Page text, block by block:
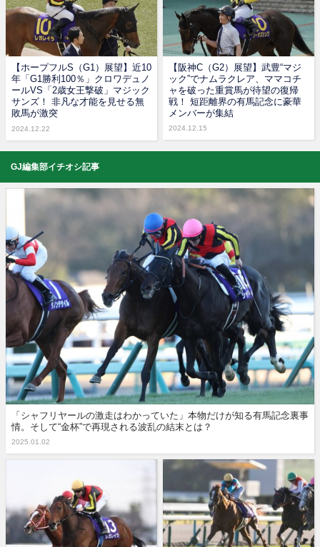
【ホープフルS（G1）展望】近10
年「G1勝利100％」クロワデュノ
ールVS「2歳女王撃破」マジック
サンズ！ 非凡な才能を見せる無
敗馬が激突
2024.12.22
【阪神C（G2）展望】武豊“マジ
ック”でナムラクレア、ママコチ
ャを破った重賞馬が待望の復帰
戦！ 短距離界の有馬記念に豪華
メンバーが集結
2024.12.15
GJ編集部イチオシ記事
「シャフリヤールの激走はわかっていた」本物だけが知る有馬記念裏事
情。そして“金杯”で再現される波乱の結末とは？
2025.01.02